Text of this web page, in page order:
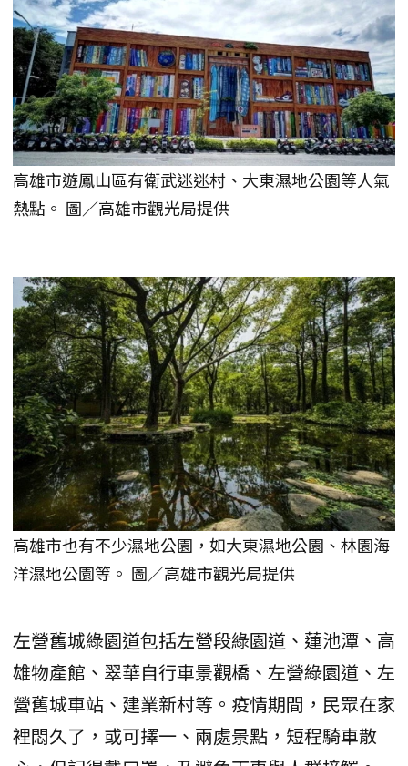
高雄市遊鳳山區有衛武迷迷村、大東濕地公園等人氣
熱點。 圖／高雄市觀光局提供
高雄市也有不少濕地公園，如大東濕地公園、林園海
洋濕地公園等。 圖／高雄市觀光局提供
左營舊城綠園道包括左營段綠園道、蓮池潭、高
雄物產館、翠華自行車景觀橋、左營綠園道、左
營舊城車站、建業新村等。疫情期間，民眾在家
裡悶久了，或可擇一、兩處景點，短程騎車散